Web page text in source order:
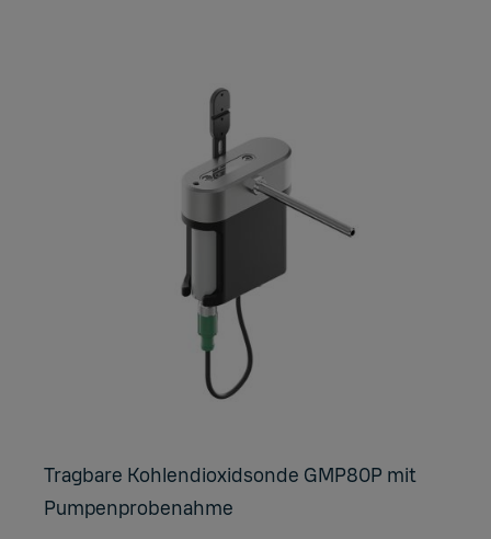
Trag­ba­re Koh­len­di­oxid­son­de GMP80P mit
Pum­pen­pro­be­nah­me